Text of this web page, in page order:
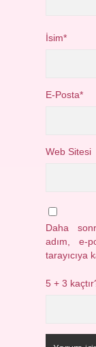
İsim*
E-Posta*
Web Sitesi
Daha
adım, e-
tarayıcıya
5 + 3